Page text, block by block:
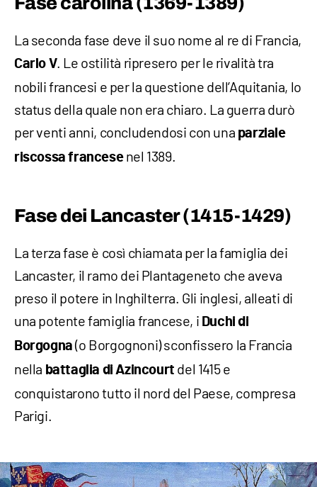
La seconda fase deve il suo nome al re di Francia,
Carlo V. Le ostilità ripresero per le rivalità tra
nobili francesi e per la questione dell’Aquitania, lo
status della quale non era chiaro. La guerra durò
per venti anni, concludendosi con una parziale
riscossa francesenel 1389.
Fase dei Lancaster (1415-1429)
La terza fase è così chiamata per la famiglia dei
Lancaster, il ramo dei Plantageneto che aveva
preso il potere in Inghilterra. Gli inglesi, alleati di
una potente famiglia francese, i Duchi di
Borgogna (o Borgognoni) sconfissero la Francia
nella battaglia di Azincourt del 1415 e
conquistarono tutto il nord del Paese, compresa
Parigi.